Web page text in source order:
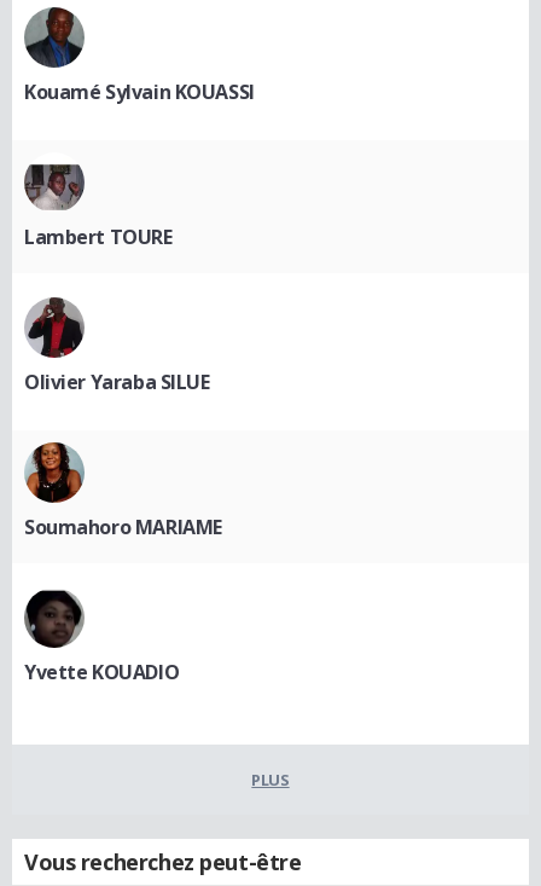
Kouamé Sylvain KOUASSI
Lambert TOURE
Olivier Yaraba SILUE
Soumahoro MARIAME
Yvette KOUADIO
PLUS
Vous recherchez peut-être